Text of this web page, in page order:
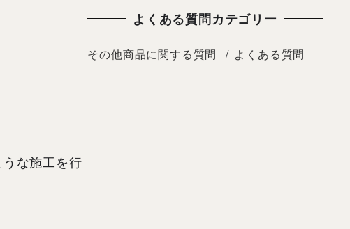
な施工を行
よくある質問カテゴリー
その他商品に関する質問 よくある質問